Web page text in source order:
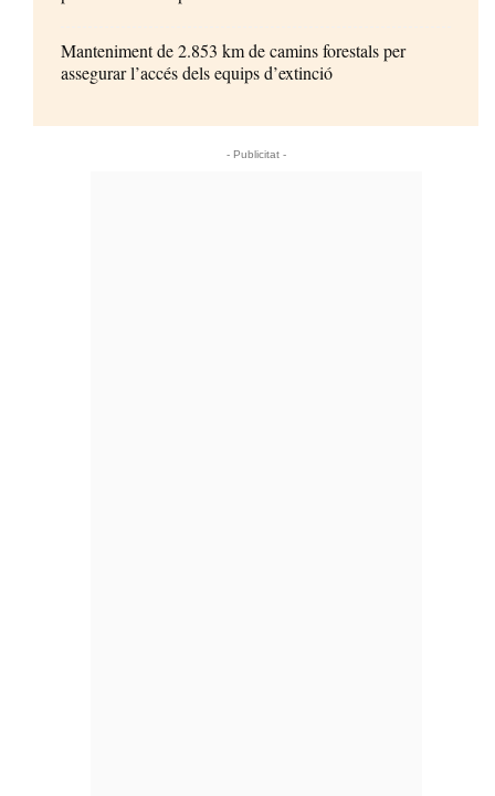
Manteniment de 2.853 km de camins forestals per
assegurar l’accés dels equips d’extinció
- Publicitat -